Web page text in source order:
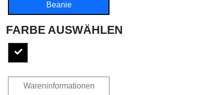
Beanie
FARBE AUSWÄHLEN
Wareninformationen